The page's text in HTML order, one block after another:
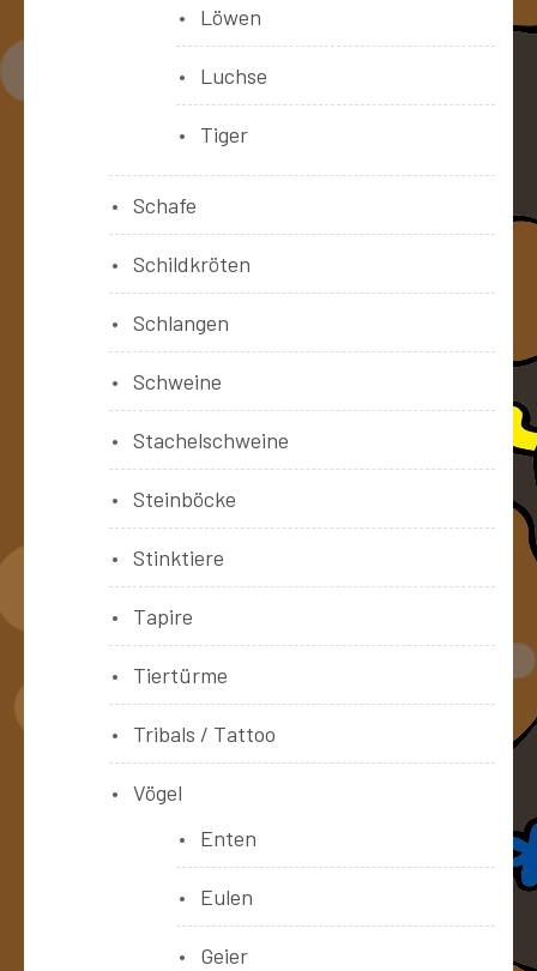
Löwen
Luchse
Tiger
Schafe
Schildkröten
Schlangen
Schweine
Stachelschweine
Steinböcke
Stinktiere
Tapire
Tiertürme
Tribals / Tattoo
Vögel
Enten
Eulen
Geier